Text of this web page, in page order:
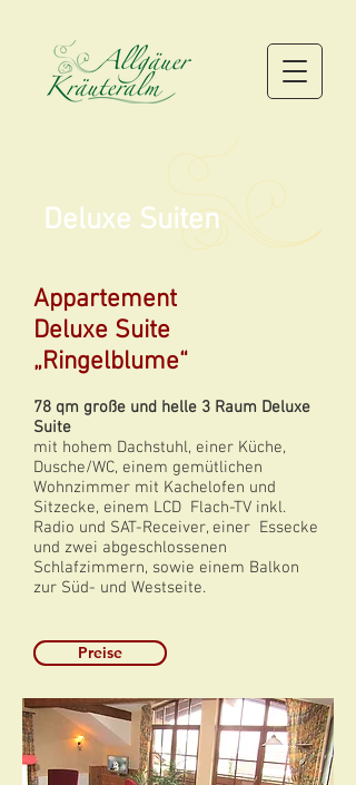
Deluxe Suiten
Appartement
Deluxe Suite
„Ringelblume“
78 qm große und helle 3 Raum Deluxe
Suite
mit hohem Dachstuhl, einer Küche,
Dusche/WC, einem gemütlichen
Wohnzimmer mit Kachelofen und
Sitzecke, einem LCD Flach-TV inkl.
Radio und SAT-Receiver, einer Essecke
und zwei abgeschlossenen
Schlafzimmern, sowie einem Balkon
zur Süd- und Westseite.
Preise